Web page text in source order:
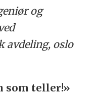
og
avdeling, oslo
som teller!»